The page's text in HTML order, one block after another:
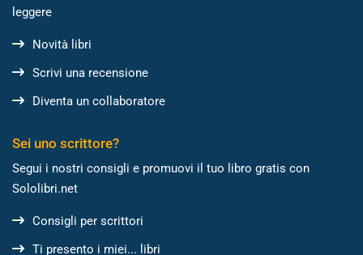
leggere
Novità libri
Scrivi una recensione
Diventa un collaboratore
Sei uno scrittore?
Segui i nostri consigli e promuovi il tuo libro gratis con
Sololibri.net
Consigli per scrittori
Ti presento i miei... libri